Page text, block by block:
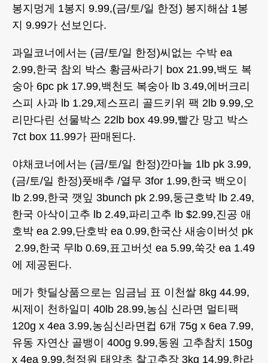
봉지멍게 1봉지 9.99,(금/토/일 한정) 봉지해삼 1봉
지 9.99가 선보인다.
과일코너에서는 (금/토/일 한정)씨없는 수박 ea
2.99,한국 참외 박스 황금싸라기 box 21.99,백도 복
숭아 6pc pk 17.99,백천도 복숭아 lb 3.49,에버크리
스피 사과 lb 1.29,제스프리 골드키위 팩 2lb 9.99,오
리만다린 선물박스 22lb box 49.99,빨간 망고 박스
7ct box 11.99가 판매된다.
야채코너에서는 (금/토/일 한정)깐마늘 1lb pk 3.99,
(금/토/일 한정)풋배추 /열무 3for 1.99,한국 백오이
lb 2.99,한국 깻잎 3bunch pk 2.99,둥근호박 lb 2.49,
한국 아삭이고추 lb 2.49,파리고추 lb $2.99,진공 애
호박 ea 2.99,단호박 ea 0.99,한국산 새송이버섯 pk
2.99,한국 무lb 0.69,표고버섯 ea 5.99,쑥갓 ea 1.49
에 제공된다.
메가 핫딜상품으로는 임금님 표 이천쌀 8kg 44.99,
씨제이 천하일미 40lb 28.99,농심 신라면 멀티팩
120g x 4ea 3.99,농심신라면컵 6개 75g x 6ea 7.99,
유동 자연산 골뱅이 400g 9.99,동원 고추참치 150g
x 4ea 9.99,청정원 태양초 찰고추장 3kg 14.99,한라